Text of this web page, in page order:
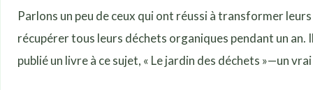
Parlons un peu de ceux qui ont réussi à transformer
récupérer tous leurs déchets organiques pendant un
publié un livre à ce sujet, « Le jardin des déchets »—un